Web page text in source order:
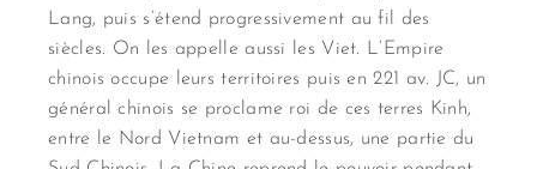
Lang, puis s’étend progressivement au fil des
siècles. On les appelle aussi les Viet. L’Empire
chinois occupe leurs territoires puis en 221 av. JC, un
général chinois se proclame roi de ces terres Kinh,
entre le Nord Vietnam et au-dessus, une partie du